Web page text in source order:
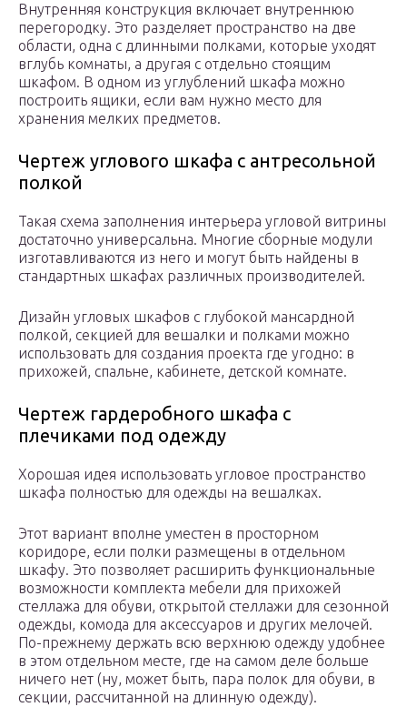
Внутренняя конструкция включает внутреннюю
перегородку. Это разделяет пространство на две
области, одна с длинными полками, которые уходят
вглубь комнаты, а другая с отдельно стоящим
шкафом. В одном из углублений шкафа можно
построить ящики, если вам нужно место для
хранения мелких предметов.
Чертеж углового шкафа с антресольной
полкой
Такая схема заполнения интерьера угловой витрины
достаточно универсальна. Многие сборные модули
изготавливаются из него и могут быть найдены в
стандартных шкафах различных производителей.
Дизайн угловых шкафов с глубокой мансардной
полкой, секцией для вешалки и полками можно
использовать для создания проекта где угодно: в
прихожей, спальне, кабинете, детской комнате.
Чертеж гардеробного шкафа с
плечиками под одежду
Хорошая идея использовать угловое пространство
шкафа полностью для одежды на вешалках.
Этот вариант вполне уместен в просторном
коридоре, если полки размещены в отдельном
шкафу. Это позволяет расширить функциональные
возможности комплекта мебели для прихожей
стеллажа для обуви, открытой стеллажи для сезонной
одежды, комода для аксессуаров и других мелочей.
По-прежнему держать всю верхнюю одежду удобнее
в этом отдельном месте, где на самом деле больше
ничего нет (ну, может быть, пара полок для обуви, в
секции, рассчитанной на длинную одежду).